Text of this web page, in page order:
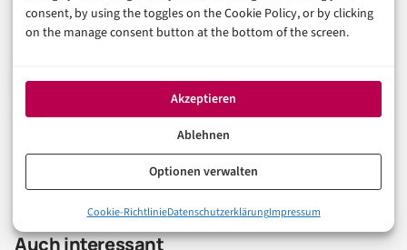
consent, by using the toggles on the Cookie Policy, or by clicking
on the manage consent button at the bottom of the screen.
Akzeptieren
Ablehnen
Optionen verwalten
Cookie-RichtlinieDatenschutzerklärungImpressum
müssen
Was halten Sie von dem Thema? Hier können Sie mit anderen
Leserinnen und Lesern ins Gespräch gehen.
Zu den Kommentaren
Auch interessant